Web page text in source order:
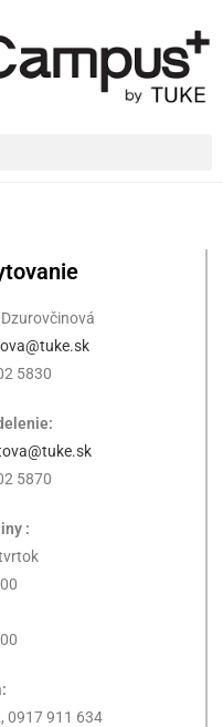
5830
5870
:
0917 911 634